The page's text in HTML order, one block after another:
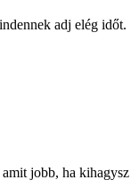
adj elég időt.
jobb, ha kihagysz